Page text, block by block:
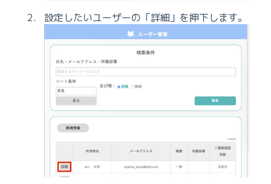
設定したいユーザーの「詳細」を押下します。